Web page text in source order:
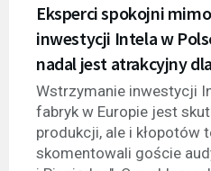
Eksperci spokojni
inwestycji Intela w
nadal jest atrakcyjny
Wstrzymanie inwestycji
fabryk w Europie jest
produkcji, ale i kłopotów
skomentowali goście